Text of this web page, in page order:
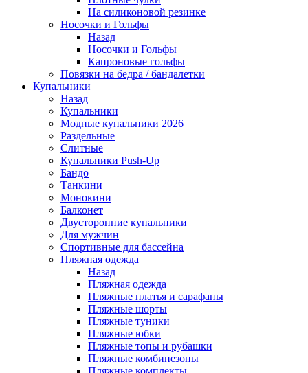
На силиконовой резинке
Носочки и Гольфы
Назад
Носочки и Гольфы
Капроновые гольфы
Повязки на бедра / бандалетки
Купальники
Назад
Купальники
Модные купальники 2026
Раздельные
Слитные
Купальники Push-Up
Бандо
Танкини
Монокини
Балконет
Двусторонние купальники
Для мужчин
Спортивные для бассейна
Пляжная одежда
Назад
Пляжная одежда
Пляжные платья и сарафаны
Пляжные шорты
Пляжные туники
Пляжные юбки
Пляжные топы и рубашки
Пляжные комбинезоны
Пляжные комплекты